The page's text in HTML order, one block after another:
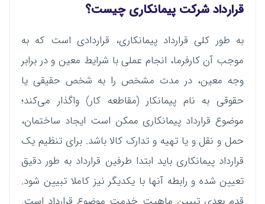
قرارداد شرکت پیمانکاری چیست؟
به طور کلی قرارداد پیمانکاری، قراردادی است که به
موجب آن کارفرما، انجام عملی با شرایط معین و در برابر
وجه معین، در مدت مشخص را به شخص حقیقی یا
حقوقی به نام پیمانکار (مقاطعه کار) واگذار می‌کند؛
موضوع قرارداد پیمانکاری ممکن است ایجاد ساختمان،
حمل و نقل و یا تهیه و تدارک کالا باشد. برای تنظیم یک
قرارداد پیمانکاری باید ابتدا طرفین قرارداد به طور دقیق
تعیین شده و رابطه آنها با یکدیگر نیز کاملا تبیین شود.